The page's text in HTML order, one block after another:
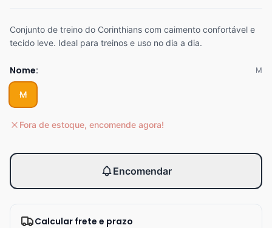
Conjunto de treino do Corinthians com caimento confortável e
tecido leve. Ideal para treinos e uso no dia a dia.
Nome: M
M
Fora de estoque, encomende agora!
Encomendar
Calcular frete e prazo